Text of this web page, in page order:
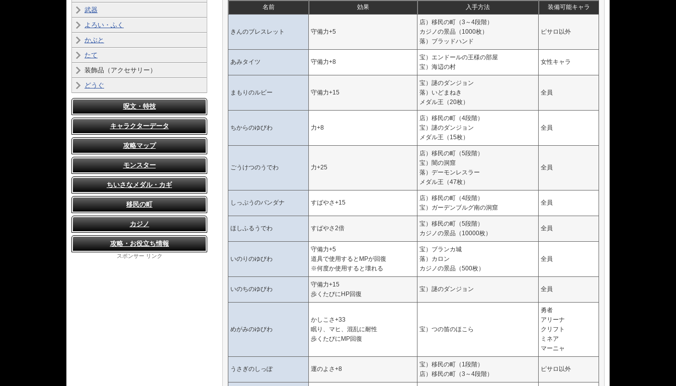
名前 効果 入手方法 装備可能キャラ
きんのブレスレット 守備力+5
店）移民の町（3～4段階）
カジノの景品（1000枚）
落）ブラッドハンド
ピサロ以外
あみタイツ 守備力+8
宝）エンドールの王様の部屋
宝）海辺の村
女性キャラ
まもりのルビー 守備力+15
宝）謎のダンジョン
落）いどまねき
メダル王（20枚）
全員
ちからのゆびわ 力+8
店）移民の町（4段階）
宝）謎のダンジョン
メダル王（15枚）
全員
ごうけつのうでわ 力+25
店）移民の町（5段階）
宝）闇の洞窟
落）デーモンレスラー
メダル王（47枚）
全員
しっぷうのバンダナ すばやさ+15
店）移民の町（4段階）
宝）ガーデンブルグ南の洞窟
全員
ほしふるうでわ すばやさ2倍
宝）移民の町（5段階）
カジノの景品（10000枚）
全員
いのりのゆびわ
守備力+5
道具で使用するとMPが回復
※何度か使用すると壊れる
宝）ブランカ城
落）カロン
カジノの景品（500枚）
全員
いのちのゆびわ
守備力+15
歩くたびにHP回復
宝）謎のダンジョン 全員
めがみのゆびわ
かしこさ+33
眠り、マヒ、混乱に耐性
歩くたびにMP回復
宝）つの笛のほこら
勇者
アリーナ
クリフト
ミネア
マーニャ
うさぎのしっぽ 運のよさ+8
宝）移民の町（1段階）
店）移民の町（3～4段階）
ピサロ以外
武器
よろい・ふく
かぶと
たて
装飾品（アクセサリー）
どうぐ
呪文・特技
キャラクターデータ
攻略マップ
モンスター
ちいさなメダル・カギ
移民の町
カジノ
攻略・お役立ち情報
スポンサー リンク